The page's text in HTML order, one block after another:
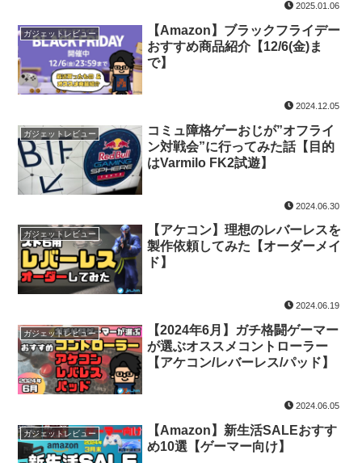
2025.01.06
ガジェットレビュー
【Amazon】ブラックフライデー
おすすめ商品紹介【12/6(金)ま
で】
2024.12.05
ガジェットレビュー
コミュ障格ゲーおじが”オフライ
ン対戦会”に行ってみた話【目的
はVarmilo FK2試遊】
2024.06.30
ガジェットレビュー
【アケコン】理想のレバーレスを
製作依頼してみた【オーダーメイ
ド】
2024.06.19
ガジェットレビュー
【2024年6月】ガチ格闘ゲーマー
が選ぶオススメコントローラー
【アケコン/レバーレス/パッド】
2024.06.05
ガジェットレビュー
【Amazon】新生活SALEおすす
め10選【ゲーマー向け】